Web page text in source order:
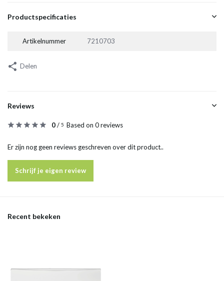
Productspecificaties
Artikelnummer 7210703
Delen
Reviews
0/ 5 Based on 0 reviews
Er zijn nog geen reviews geschreven over dit product..
Schrijf je eigen review
Recent bekeken